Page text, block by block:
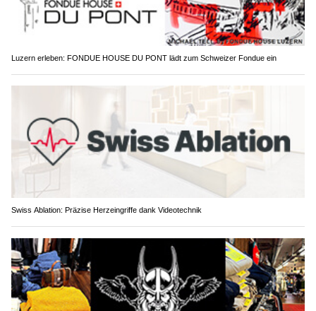
Luzern erleben: FONDUE HOUSE DU PONT lädt zum Schweizer Fondue ein
Swiss Ablation: Präzise Herzeingriffe dank Videotechnik